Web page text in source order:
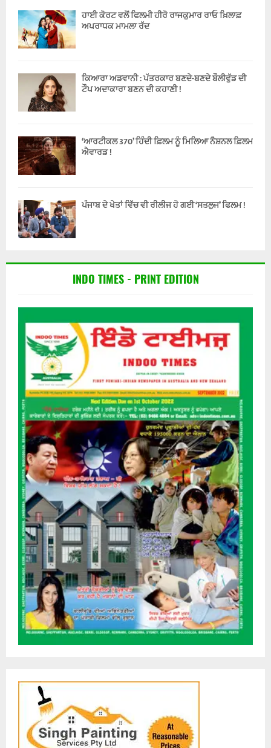
ਹਾਈ ਕੋਰਟ ਵਲੋਂ ਫਿਲਮੀ ਹੀਰੋ ਰਾਜਕੁਮਾਰ ਰਾਓ ਖ਼ਿਲਾਫ਼
ਅਪਰਾਧਕ ਮਾਮਲਾ ਰੱਦ
ਕਿਆਰਾ ਅਡਵਾਨੀ : ਪੱਤਰਕਾਰ ਬਣਦੇ-ਬਣਦੇ ਬੌਲੀਵੁੱਡ ਦੀ
ਟੌਪ ਅਦਾਕਾਰਾ ਬਣਨ ਦੀ ਕਹਾਣੀ !
‘ਆਰਟੀਕਲ 370’ ਹਿੰਦੀ ਫ਼ਿਲਮ ਨੂੰ ਮਿਲਿਆ ਨੈਸ਼ਨਲ ਫ਼ਿਲਮ
ਐਵਾਰਡ !
ਪੰਜਾਬ ਦੇ ਖੇਤਾਂ ਵਿੱਚ ਵੀ ਰੀਲੀਜ ਹੋ ਗਈ ‘ਸਤਲੁਜ’ ਫਿਲਮ !
INDO TIMES - PRINT EDITION